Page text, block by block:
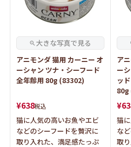
アニモンダ 猫用 カーニー オ
ーシャン ツナ・シーフード
全年齢用 80g (83302)
¥638税込
猫に人気の高いお魚やエビ
などのシーフードを贅沢に
取り入れた、満足感たっぷ
ア
ー
ッ
80g
¥
猫
な
取